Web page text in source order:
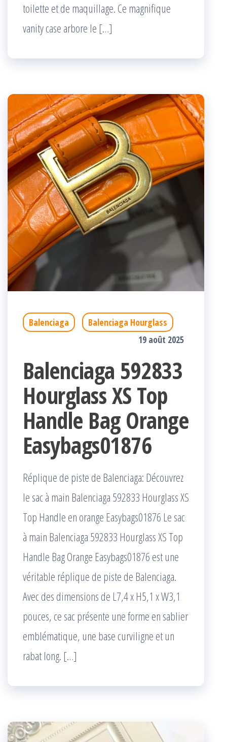
toilette et de maquillage. Ce magnifique
vanity case arbore le […]
Balenciaga
Balenciaga Hourglass
19 août 2025
Balenciaga 592833
Hourglass XS Top
Handle Bag Orange
Easybags01876
Réplique de piste de Balenciaga: Découvrez
le sac à main Balenciaga 592833 Hourglass XS
Top Handle en orange Easybags01876 Le sac
à main Balenciaga 592833 Hourglass XS Top
Handle Bag Orange Easybags01876 est une
véritable réplique de piste de Balenciaga.
Avec des dimensions de L7,4 x H5,1 x W3,1
pouces, ce sac présente une forme en sablier
emblématique, une base curviligne et un
rabat long. […]